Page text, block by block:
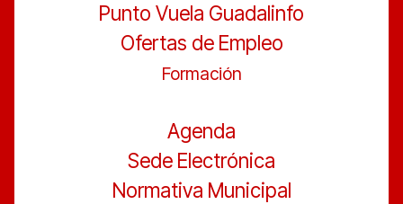
Punto Vuela Guadalinfo
Ofertas de Empleo
Formación
Agenda
Sede Electrónica
Normativa Municipal